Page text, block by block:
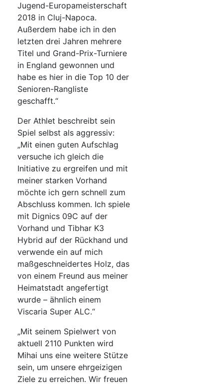
Jugend-Europameisterschaft
2018 in Cluj-Napoca.
Außerdem habe ich in den
letzten drei Jahren mehrere
Titel und Grand-Prix-Turniere
in England gewonnen und
habe es hier in die Top 10 der
Senioren-Rangliste
geschafft.“
Der Athlet beschreibt sein
Spiel selbst als aggressiv:
„Mit einen guten Aufschlag
versuche ich gleich die
Initiative zu ergreifen und mit
meiner starken Vorhand
möchte ich gern schnell zum
Abschluss kommen. Ich spiele
mit Dignics 09C auf der
Vorhand und Tibhar K3
Hybrid auf der Rückhand und
verwende ein auf mich
maßgeschneidertes Holz, das
von einem Freund aus meiner
Heimatstadt angefertigt
wurde – ähnlich einem
Viscaria Super ALC.“
„Mit seinem Spielwert von
aktuell 2110 Punkten wird
Mihai uns eine weitere Stütze
sein, um unsere ehrgeizigen
Ziele zu erreichen. Wir freuen